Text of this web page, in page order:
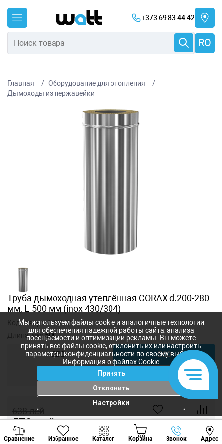
+373 69 83 44 42
RO
Главная
Оборудование для отопления
Дымоходы из нержавейки
Труба дымоходная утеплённая CORAX d.200-280
мм, L-500 мм (inox 430/304)
Код товара:173472
Длина, мм:500
250 500
638лей
570лей
Сравнение Избранное Каталог Корзина Звонок Адрес
Viber Whatsapp
Мы используем файлы cookie и аналогичные технологии
для обеспечения надежной работы сайта, анализа
посещаемости и оптимизации рекламы. Вы можете
принять все файлы cookie, отклонить их или настроить
параметры конфиденциальности по своему выбору.
Информация о файлах Cookie
Принять
Отклонить
Настройки